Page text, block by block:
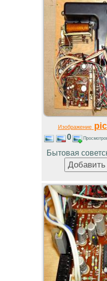
Изображение
0
Бытовая